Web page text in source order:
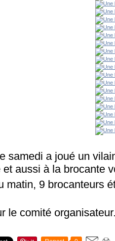
samedi a joué un
et aussi à la brocante
matin, 9 brocanteurs
le comité organisateur.